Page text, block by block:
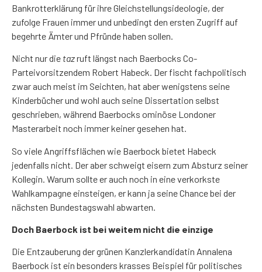
Bankrotterklärung für ihre Gleichstellungsideologie, der
zufolge Frauen immer und unbedingt den ersten Zugriff auf
begehrte Ämter und Pfründe haben sollen.
Nicht nur die tazruft längst nach Baerbocks Co-
Parteivorsitzendem Robert Habeck. Der fischt fachpolitisch
zwar auch meist im Seichten, hat aber wenigstens seine
Kinderbücher und wohl auch seine Dissertation selbst
geschrieben, während Baerbocks ominöse Londoner
Masterarbeit noch immer keiner gesehen hat.
So viele Angriffsflächen wie Baerbock bietet Habeck
jedenfalls nicht. Der aber schweigt eisern zum Absturz seiner
Kollegin. Warum sollte er auch noch in eine verkorkste
Wahlkampagne einsteigen, er kann ja seine Chance bei der
nächsten Bundestagswahl abwarten.
Doch Baerbock ist bei weitem nicht die einzige
Die Entzauberung der grünen Kanzlerkandidatin Annalena
Baerbock ist ein besonders krasses Beispiel für politisches